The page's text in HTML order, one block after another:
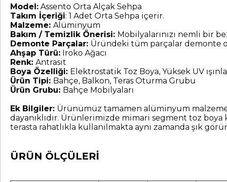
Model: Assento Orta Alçak Sehpa
Takım İçeriği: 1 Adet Orta Sehpa içerir.
Malzeme: Alüminyum
Bakım / Temizlik Önerisi: Mobilyalarınızı nemli bir
Demonte Parçalar: Üründeki tüm parçalar demonte
Ahşap Türü: Iroko Ağacı
Renk: Antrasit
Boya Özelliği: Elektrostatik Toz Boya, Yüksek UV
Ürün Tipi: Bahçe, Balkon, Teras Oturma Grubu
Ürün Grubu: Bahçe Mobilyaları
Ek Bilgiler: Ürünümüz tamamen alüminyum
dayanıklıdır. Ürünlerimizde mimari segment toz
terasta rahatlıkla kullanılmakta aynı zamanda şık
ÜRÜN ÖLÇÜLERİ